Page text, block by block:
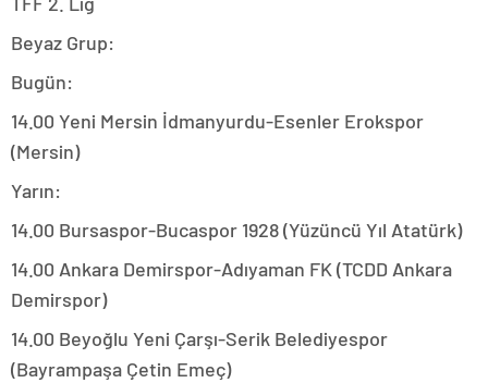
Beyaz Grup:
Bugün:
14.00 Yeni Mersin İdmanyurdu-Esenler Erokspor
(Mersin)
Yarın:
14.00 Bursaspor-Bucaspor 1928 (Yüzüncü Yıl Atatürk)
14.00 Ankara Demirspor-Adıyaman FK (TCDD Ankara
Demirspor)
14.00 Beyoğlu Yeni Çarşı-Serik Belediyespor
(Bayrampaşa Çetin Emeç)